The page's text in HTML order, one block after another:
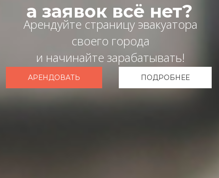
а заявок всё нет?
Арендуйте страницу эвакуатора
своего города
и начинайте зарабатывать!
АРЕНДОВАТЬ ПОДРОБНЕЕ